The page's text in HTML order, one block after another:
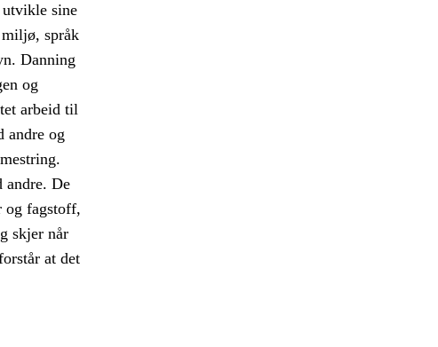
sine
språk
Danning
og
arbeid til
andre og
andre. De
og fagstoff,
skjer når
at det